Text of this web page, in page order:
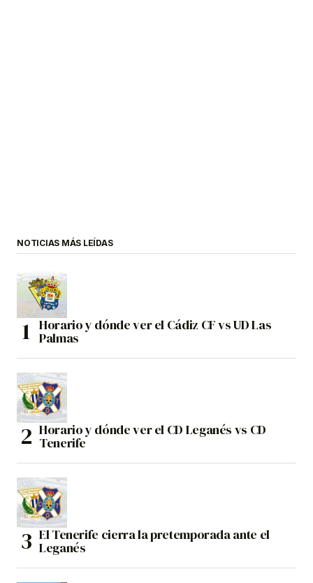
NOTICIAS MÁS LEÍDAS
Horario y dónde ver el Cádiz CF vs UD Las
Palmas
Horario y dónde ver el CD Leganés vs CD
Tenerife
El Tenerife cierra la pretemporada ante el
Leganés